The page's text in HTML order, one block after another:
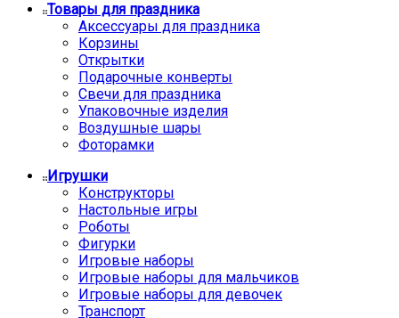
Товары для праздника
Аксессуары для праздника
Корзины
Открытки
Подарочные конверты
Свечи для праздника
Упаковочные изделия
Воздушные шары
Фоторамки
Игрушки
Конструкторы
Настольные игры
Роботы
Фигурки
Игровые наборы
Игровые наборы для мальчиков
Игровые наборы для девочек
Транспорт